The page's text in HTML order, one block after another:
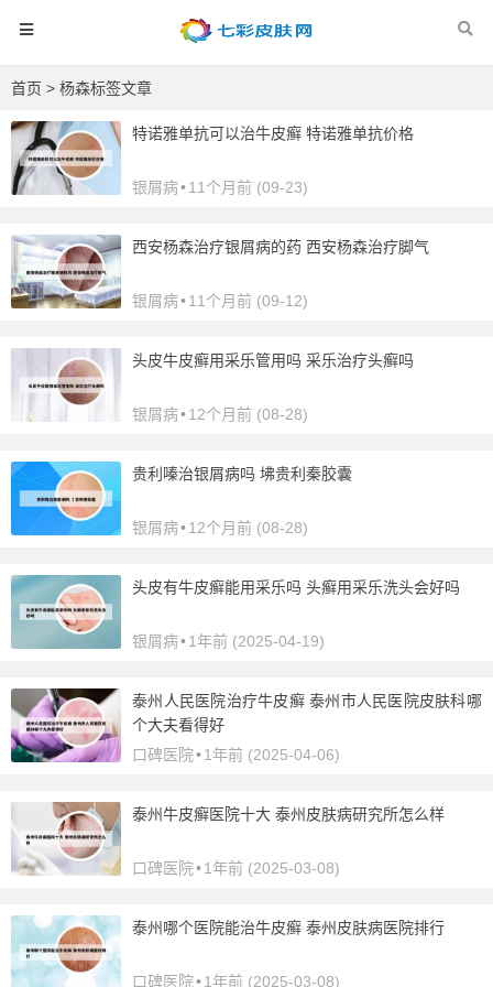
首页 > 杨森标签文章
特诺雅单抗可以治牛皮癣 特诺雅单抗价格
银屑病•11个月前 (09-23)
西安杨森治疗银屑病的药 西安杨森治疗脚气
银屑病•11个月前 (09-12)
头皮牛皮癣用采乐管用吗 采乐治疗头癣吗
银屑病•12个月前 (08-28)
贵利嗪治银屑病吗 坲贵利秦胶囊
银屑病•12个月前 (08-28)
头皮有牛皮癣能用采乐吗 头癣用采乐洗头会好吗
银屑病•1年前 (2025-04-19)
泰州人民医院治疗牛皮癣 泰州市人民医院皮肤科哪
个大夫看得好
口碑医院•1年前 (2025-04-06)
泰州牛皮癣医院十大 泰州皮肤病研究所怎么样
口碑医院•1年前 (2025-03-08)
泰州哪个医院能治牛皮癣 泰州皮肤病医院排行
口碑医院•1年前 (2025-03-08)